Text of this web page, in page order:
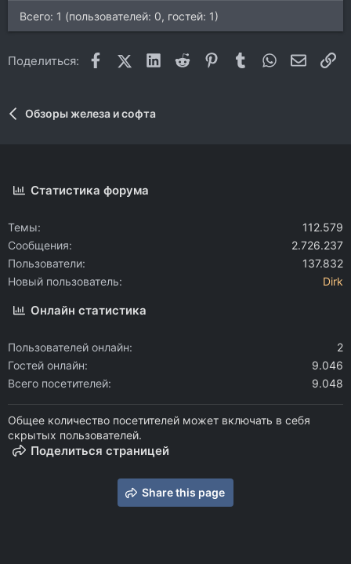
Всего: 1 (пользователей: 0, гостей: 1)
Поделиться: FacebookX (Twitter)
LinkedIn
Reddit Pinterest
Tumblr WhatsApp
Обзоры железа и софта
Статистика форума
Темы
112.579
Сообщения
2.726.237
Пользователи
137.832
Новый пользователь
Dirk
Онлайн статистика
Пользователей онлайн
2
Гостей онлайн
9.046
Всего посетителей
9.048
Общее количество посетителей может включать в себя
скрытых пользователей.
Поделиться страницей
Share this page